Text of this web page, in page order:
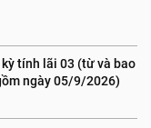
tính lãi 03 (từ và bao
ngày 05/9/2026)